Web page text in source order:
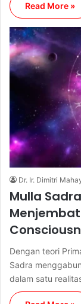
Read More »
Dr. Ir. Dimitri
Mulla
Dengan teori
Sadra
dalam satu